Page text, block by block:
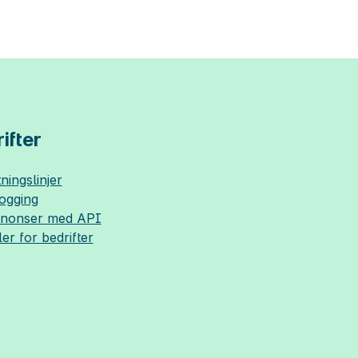
med API
for bedrifter